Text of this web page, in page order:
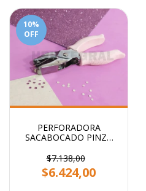
10%
OFF
PERFORADORA
SACABOCADO PINZA
etiquetas
$7.138,00
$6.424,00